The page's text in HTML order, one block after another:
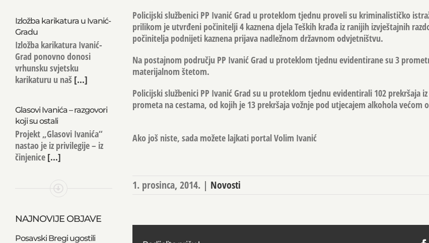
Policijski službenici PP Ivanić Grad u proteklom tjednu proveli su kriminalističko
prilikom je utvrđeni počinitelji 4 kaznena djela Teških krađa iz ranijih izvještajnih
počinitelja podnijeti kaznena prijava nadležnom državnom odvjetništvu.
Na postajnom području PP Ivanić Grad u proteklom tjednu evidentirane su 3
materijalnom štetom.
Policijski službenici PP Ivanić Grad su u proteklom tjednu evidentirali 102 prekršaja
prometa na cestama, od kojih je 13 prekršaja vožnje pod utjecajem alkohola većom
Ako još niste, sada možete lajkati portal Volim Ivanić
1. prosinca, 2014. | Novosti
Izložba karikatura u Ivanić-
Gradu
Izložba karikatura Ivanić-
Grad ponovno donosi
vrhunsku svjetsku
karikaturu u naš[...]
Glasovi Ivanića – razgovori
koji su ostali
Projekt „Glasovi Ivanića“
nastao je iz privilegije – iz
činjenice[...]
NAJNOVIJE OBJAVE
Posavski Bregi ugostili